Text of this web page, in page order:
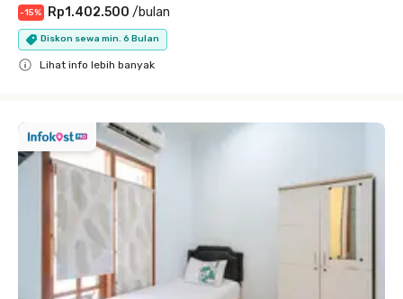
-15% Rp1.402.500 /bulan
Diskon sewa min. 6 Bulan
Lihat info lebih banyak